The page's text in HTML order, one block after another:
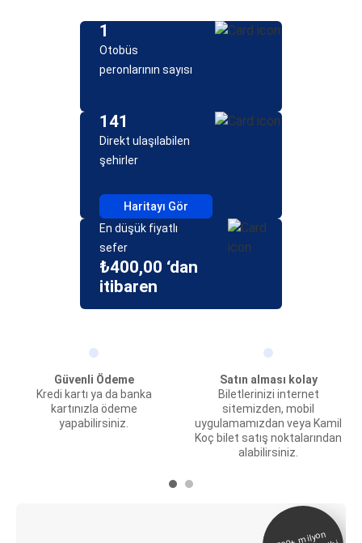
1
Otobüs
peronlarının sayısı
141
Direkt ulaşılabilen
şehirler
Haritayı Gör
En düşük fiyatlı
sefer
₺400,00 ‘dan
itibaren
Güvenli Ödeme
Kredi kartı ya da banka
kartınızla ödeme
yapabilirsiniz.
Satın alması kolay
Biletlerinizi internet
sitemizden, mobil
uygulamamızdan veya Kamil
Koç bilet satış noktalarından
alabilirsiniz.